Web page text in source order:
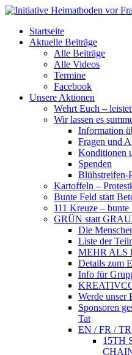
Startseite
Aktuelle Beiträge
Alle Beiträge
Alle Videos
Termine
Facebook
Unsere Aktionen
Wehrt Euch –
Wir lassen es
Information
Fragen und
Konditionen
Spenden
Blühstreifen-
Kartoffeln –
Bunte Feld statt
111 Kreuze –
GRÜN statt GRAU
Die
Liste der
MEHR ALS
Details zum
Info für
Werde unser
Sponsoren
Tat
EN / FR / TR
15TH